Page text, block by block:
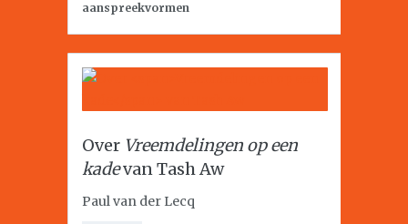
aanspreekvormen
Over Vreemdelingen op een
kadevan Tash Aw
Paul van der Lecq